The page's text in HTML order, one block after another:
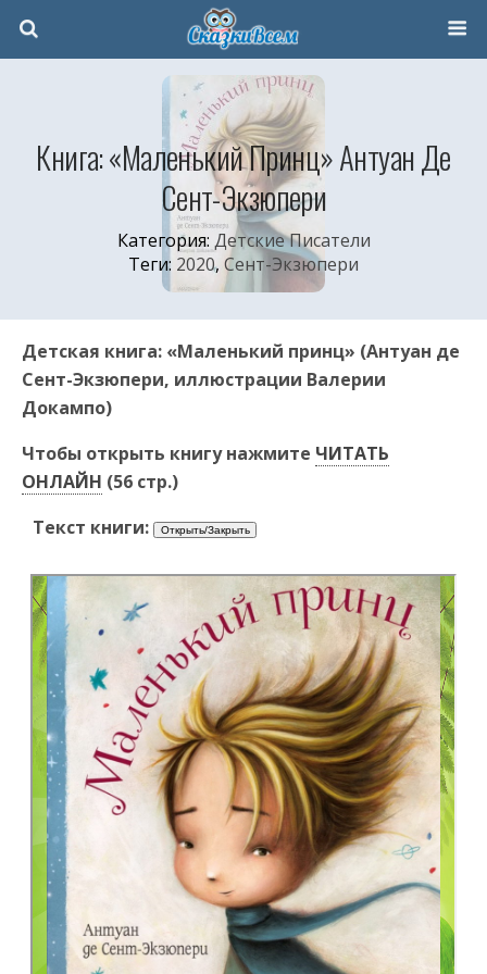
Книга: «Маленький Принц» Антуан Де
Сент-Экзюпери
Категория: Детские Писатели
Теги: 2020, Сент-Экзюпери
Детская книга: «Маленький принц» (Антуан де
Сент-Экзюпери, иллюстрации Валерии
Докампо)
Чтобы открыть книгу нажмите ЧИТАТЬ
ОНЛАЙН (56 стр.)
Текст книги: